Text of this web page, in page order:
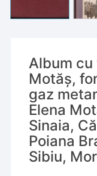
Album
Motăș,
gaz
Elena
Sinaia,
Poiana
Sibiu,